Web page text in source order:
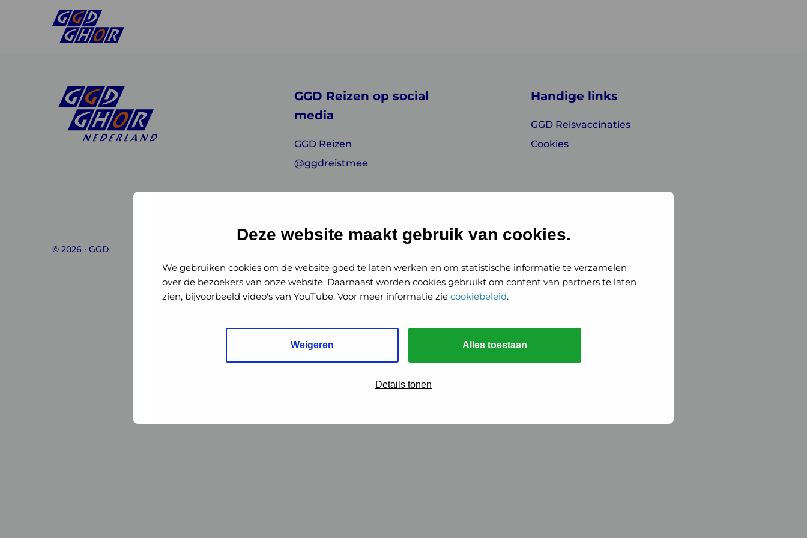
Deze website maakt gebruik van cookies.
We gebruiken cookies om de website goed te laten werken en om statistische informatie te verzamelen
over de bezoekers van onze website. Daarnaast worden cookies gebruikt om content van partners te laten
zien, bijvoorbeeld video's van YouTube. Voor meer informatie zie cookiebeleid.
Weigeren Alles toestaan
Details tonen
GHORGHOR
Nederland
GGD Reizen op social
media
GGD Reizen
@ggdreistmee
Handige links
GGD Reisvaccinaties
Cookies
© 2026 • GGD